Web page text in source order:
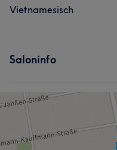
Vietnamesisch
Saloninfo